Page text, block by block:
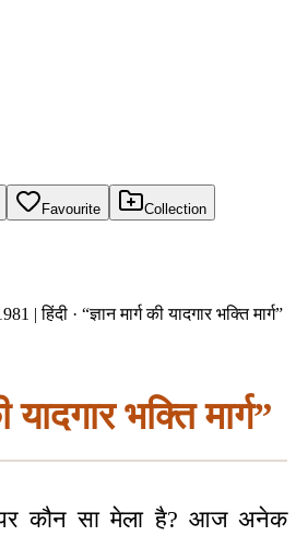
Favourite Collection
| हिंदी · “ज्ञान मार्ग की यादगार भक्ति मार्ग”
यादगार भक्ति मार्ग”
कौन सा मेला है? आज अनेक